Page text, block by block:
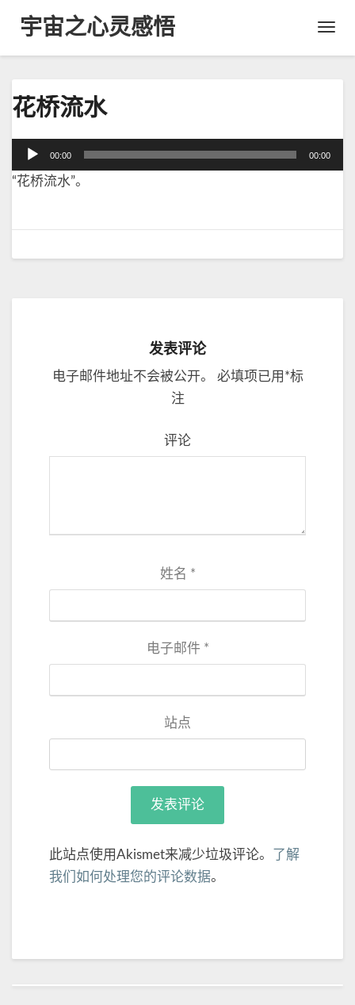
Toggle
宇宙之心灵感悟
桥
水
花桥流水
播
00:00 00:00
“花桥流水”。
发表评论
电子邮件地址不会被公开。 必填项已用 *标
注
评论
姓名 *
电子邮件 *
站点
此站点使用Akismet来减少垃圾评论。
了解
我们如何处理您的评论数据。